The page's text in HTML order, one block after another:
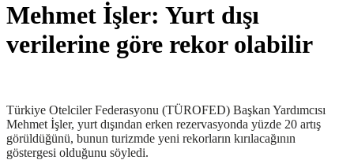
Mehmet İşler: Yurt dışı
verilerine göre rekor olabilir
Türkiye Otelciler Federasyonu (TÜROFED) Başkan Yardımcısı
Mehmet İşler, yurt dışından erken rezervasyonda yüzde 20 artış
görüldüğünü, bunun turizmde yeni rekorların kırılacağının
göstergesi olduğunu söyledi.